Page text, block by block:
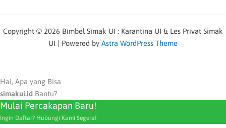
Copyright © 2026 Bimbel Simak UI : Karantina UI & Les Privat Simak
UI | Powered by Astra WordPress Theme
Hai, Apa yang Bisa
simakui.id Bantu?
Mulai Percakapan Baru!
Ingin Daftar? Hubungi Kami Segera!